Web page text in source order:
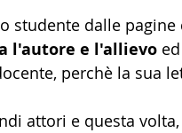
studente dalle
l'autore e l'allievo
perchè la sua
attori e questa